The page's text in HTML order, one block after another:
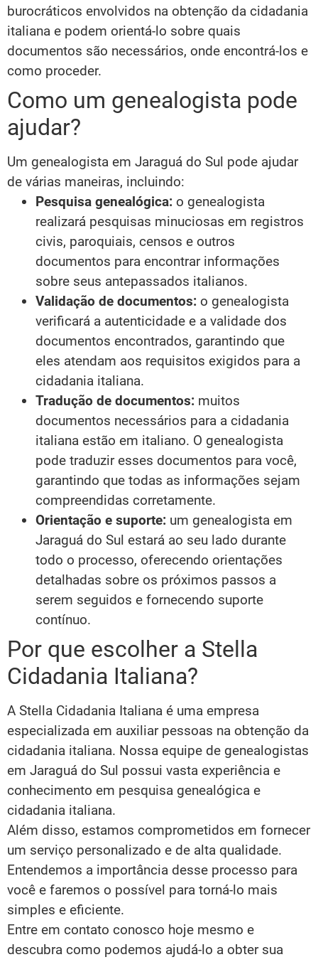
burocráticos envolvidos na obtenção da cidadania
italiana e podem orientá-lo sobre quais
documentos são necessários, onde encontrá-los e
como proceder.
Como um genealogista pode
ajudar?
Um genealogista em Jaraguá do Sul pode ajudar
de várias maneiras, incluindo:
Pesquisa genealógica: o genealogista
realizará pesquisas minuciosas em registros
civis, paroquiais, censos e outros
documentos para encontrar informações
sobre seus antepassados italianos.
Validação de documentos: o genealogista
verificará a autenticidade e a validade dos
documentos encontrados, garantindo que
eles atendam aos requisitos exigidos para a
cidadania italiana.
Tradução de documentos: muitos
documentos necessários para a cidadania
italiana estão em italiano. O genealogista
pode traduzir esses documentos para você,
garantindo que todas as informações sejam
compreendidas corretamente.
Orientação e suporte: um genealogista em
Jaraguá do Sul estará ao seu lado durante
todo o processo, oferecendo orientações
detalhadas sobre os próximos passos a
serem seguidos e fornecendo suporte
contínuo.
Por que escolher a Stella
Cidadania Italiana?
A Stella Cidadania Italiana é uma empresa
especializada em auxiliar pessoas na obtenção da
cidadania italiana. Nossa equipe de genealogistas
em Jaraguá do Sul possui vasta experiência e
conhecimento em pesquisa genealógica e
cidadania italiana.
Além disso, estamos comprometidos em fornecer
um serviço personalizado e de alta qualidade.
Entendemos a importância desse processo para
você e faremos o possível para torná-lo mais
simples e eficiente.
Entre em contato conosco hoje mesmo e
descubra como podemos ajudá-lo a obter sua